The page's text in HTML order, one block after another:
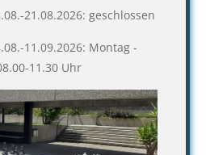
21.08.2026: geschlossen
11.09.2026: Montag -
11.30 Uhr